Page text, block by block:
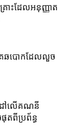
ោះដែលអនុញ្ញាត
ឆបោកដែលលួច
ៅលើគណនី
តពីប្រព័ន្ធ